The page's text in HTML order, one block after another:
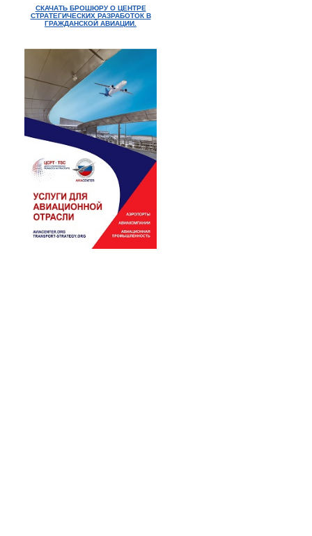
СКАЧАТЬ БРОШЮРУ О ЦЕНТРЕ
СТРАТЕГИЧЕСКИХ РАЗРАБОТОК В
ГРАЖДАНСКОЙ АВИАЦИИ.